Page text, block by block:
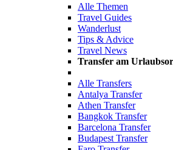
Alle Themen
Travel Guides
Wanderlust
Tips & Advice
Travel News
Transfer am
Alle Transfers
Antalya Transfer
Athen Transfer
Bangkok Transfer
Barcelona Transfer
Budapest Transfer